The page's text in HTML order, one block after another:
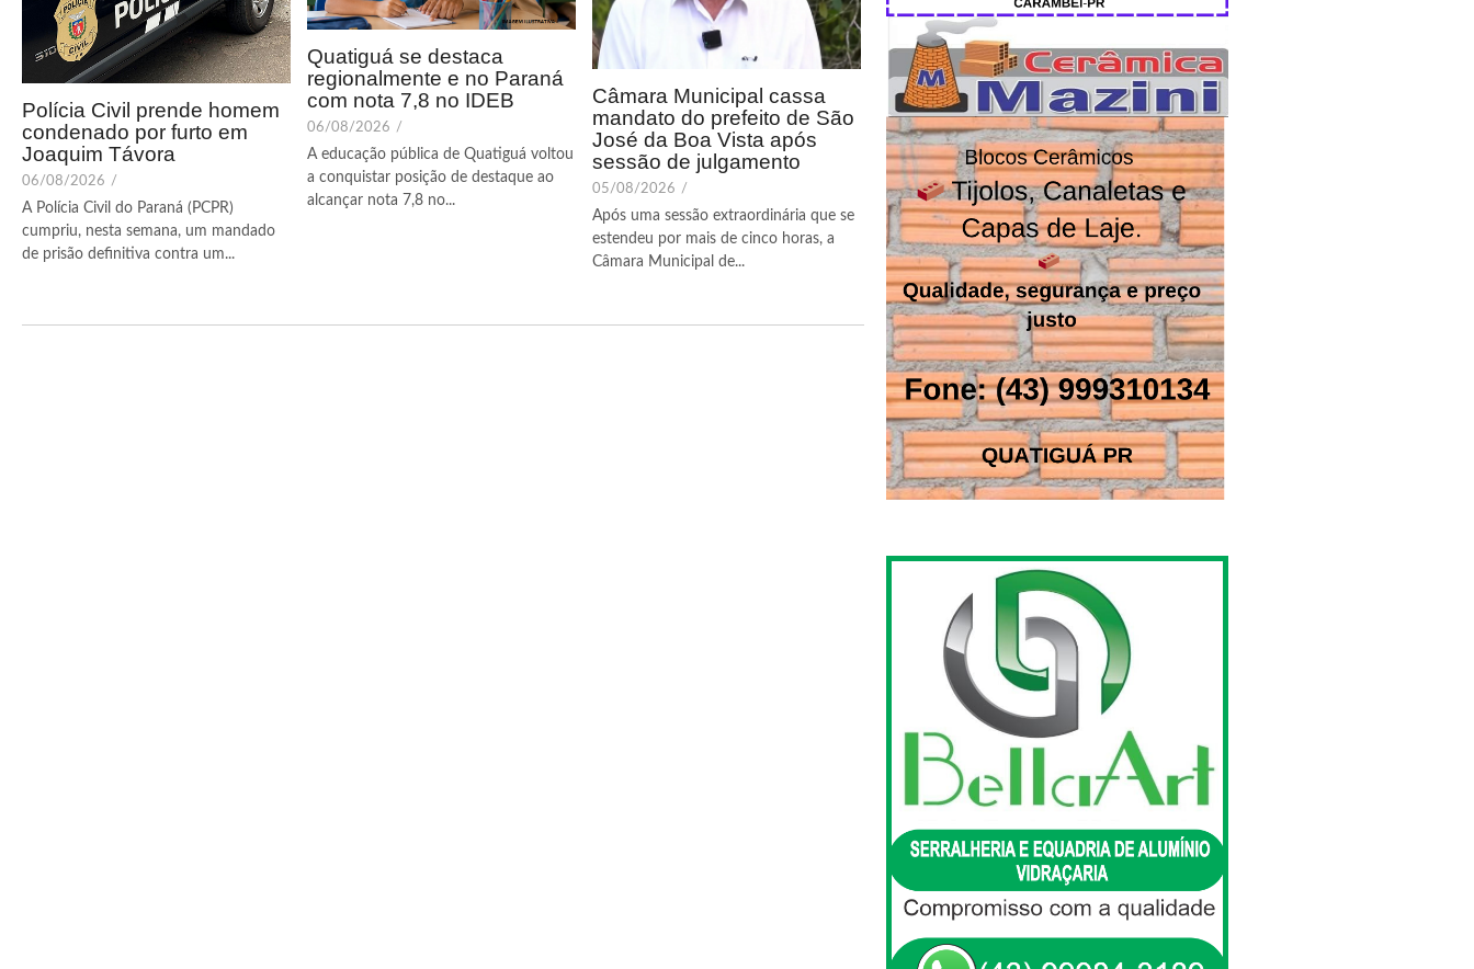
Polícia Civil prende homem
condenado por furto em
Joaquim Távora
06/08/2026 /
A Polícia Civil do Paraná (PCPR)
cumpriu, nesta semana, um mandado
de prisão definitiva contra um...
Quatiguá se destaca
regionalmente e no Paraná
com nota 7,8 no IDEB
06/08/2026 /
A educação pública de Quatiguá voltou
a conquistar posição de destaque ao
alcançar nota 7,8 no...
Câmara Municipal cassa
mandato do prefeito de São
José da Boa Vista após
sessão de julgamento
05/08/2026 /
Após uma sessão extraordinária que se
estendeu por mais de cinco horas, a
Câmara Municipal de...